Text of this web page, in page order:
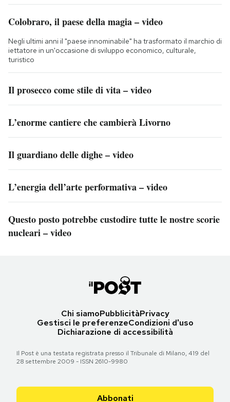
Colobraro, il paese della magia – video
Negli ultimi anni il "paese innominabile" ha trasformato il marchio di
iettatore in un'occasione di sviluppo economico, culturale,
turistico
Il prosecco come stile di vita – video
L’enorme cantiere che cambierà Livorno
Il guardiano delle dighe – video
L’energia dell’arte performativa – video
Questo posto potrebbe custodire tutte le nostre scorie
nucleari – video
Chi siamoPubblicitàPrivacy
Gestisci le preferenzeCondizioni d'uso
Dichiarazione di accessibilità
Il Post è una testata registrata presso il Tribunale di Milano, 419 del
28 settembre 2009 - ISSN 2610-9980
Abbonati